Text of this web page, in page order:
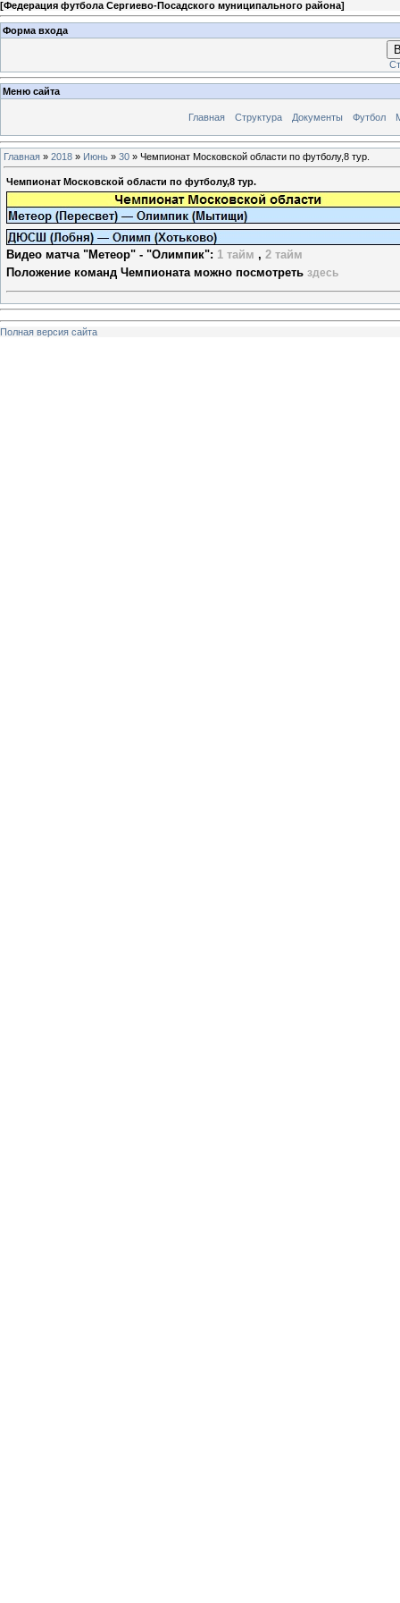
[Федерация футбола Сергиево-Посадского муниципального района]
Форма входа
Меню сайта
Главная Структура Документы Футбол
Главная » 2018 » Июнь » 30 » Чемпионат Московской области по футболу,8 тур.
Чемпионат Московской области по футболу,8 тур.
Видео матча "Метеор" - "Олимпик": 1 тайм , 2 тайм
Положение команд Чемпионата можно посмотреть здесь
Полная версия сайта